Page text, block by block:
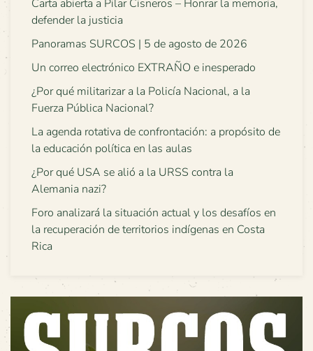
Carta abierta a Pilar Cisneros – Honrar la memoria,
defender la justicia
Panoramas SURCOS | 5 de agosto de 2026
Un correo electrónico EXTRAÑO e inesperado
¿Por qué militarizar a la Policía Nacional, a la
Fuerza Pública Nacional?
La agenda rotativa de confrontación: a propósito de
la educación política en las aulas
¿Por qué USA se alió a la URSS contra la
Alemania nazi?
Foro analizará la situación actual y los desafíos en
la recuperación de territorios indígenas en Costa
Rica